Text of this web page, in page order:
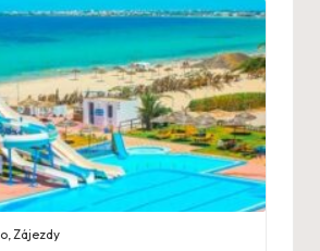
Zájezdy